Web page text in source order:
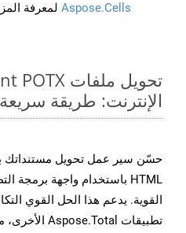
Aspose.Cells لمعرفة
الإنترنت: طريقة
القوية. يدعم هذا الحل القوي